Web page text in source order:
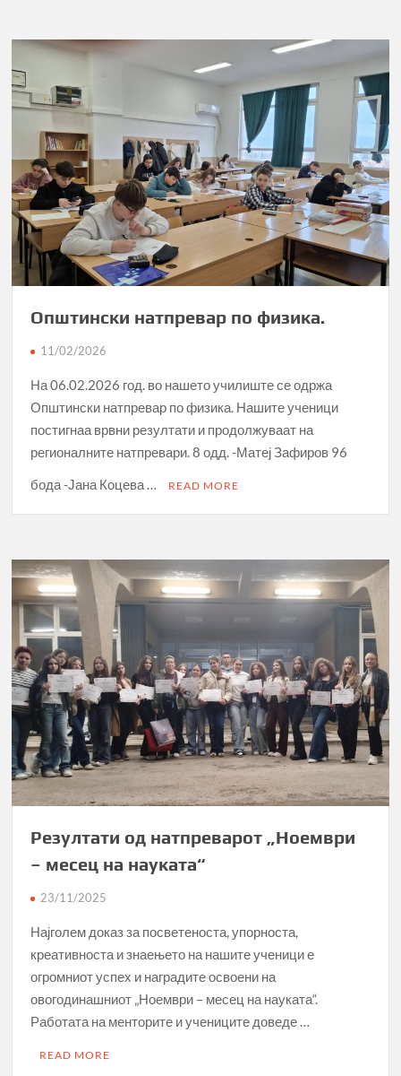
Општински натпревар по физика.
11/02/2026
На 06.02.2026 год. во нашето училиште се одржа
Општински натпревар по физика. Нашите ученици
постигнаа врвни резултати и продолжуваат на
регионалните натпревари. 8 одд. -Матеј Зафиров 96
бода -Јана Коцева …
READ MORE
Резултати од натпреварот „Ноември
– месец на науката“
23/11/2025
Најголем доказ за посветеноста, упорноста,
креативноста и знаењето на нашите ученици е
огромниот успех и наградите освоени на
овогодинашниот „Ноември – месец на науката“.
Работата на менторите и учениците доведе …
READ MORE